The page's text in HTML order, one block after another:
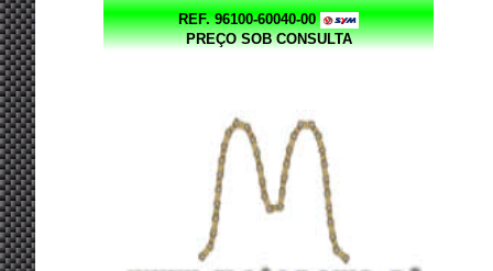
REF. 96100-60040-00
PREÇO SOB CONSULTA